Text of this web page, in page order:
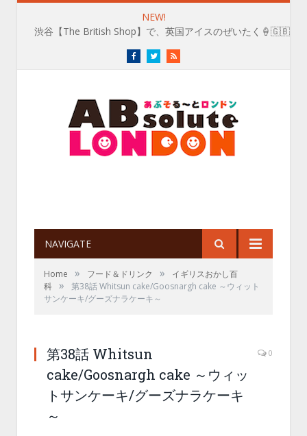
NEW!
渋谷【The British Shop】で、英国アイスのぜいたく🍦🇬🇧
FacebookTwitterRSS
NAVIGATE
Home » フード＆ドリンク »
イギリスおかし百
科 »
第38話 Whitsun cake/Goosnargh cake ～ウィット
サンケーキ/グーズナラケーキ～
第38話 Whitsun
cake/Goosnargh cake ～ウィッ
トサンケーキ/グーズナラケーキ
～
0